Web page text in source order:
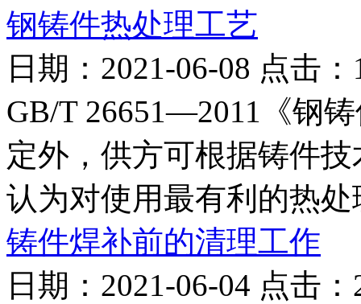
钢铸件热处理工艺
日期：2021-06-08 点击
GB/T 26651—2011《钢
定外，供方可根据铸件
认为对使用最有利的热
铸件焊补前的清理工作
日期：2021-06-04 点击